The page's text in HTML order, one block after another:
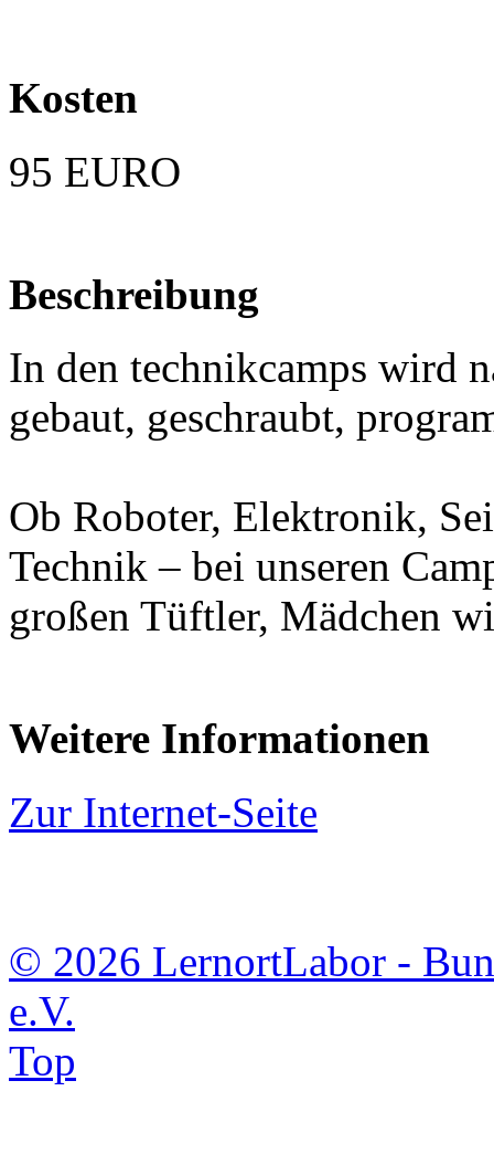
Kosten
95 EURO
Beschreibung
In den technikcamps wird
gebaut, geschraubt,
Ob Roboter, Elektronik,
Technik – bei unseren
großen Tüftler, Mädchen
Weitere Informationen
Zur Internet-Seite
© 2026 LernortLabor -
e.V.
Top